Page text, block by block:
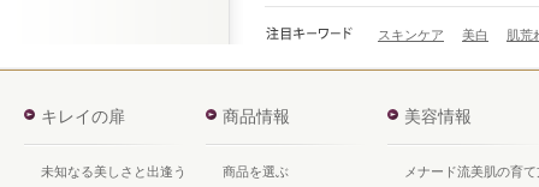
スキンケア 美白 肌荒
キレイの扉
未知なる美しさと出逢う
商品情報
商品を選ぶ
美容情報
メナード流美肌の育て